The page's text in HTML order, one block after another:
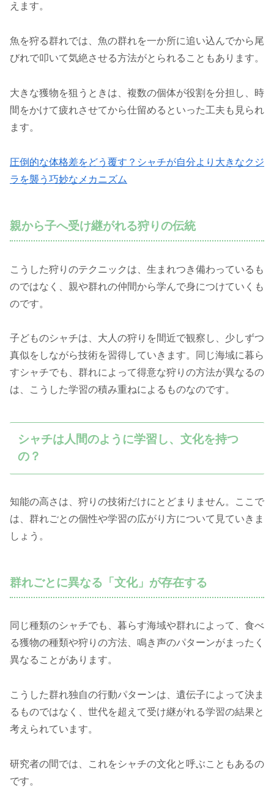
えます。
魚を狩る群れでは、魚の群れを一か所に追い込んでから尾
びれで叩いて気絶させる方法がとられることもあります。
大きな獲物を狙うときは、複数の個体が役割を分担し、時
間をかけて疲れさせてから仕留めるといった工夫も見られ
ます。
圧倒的な体格差をどう覆す？シャチが自分より大きなクジ
ラを襲う巧妙なメカニズム
親から子へ受け継がれる狩りの伝統
こうした狩りのテクニックは、生まれつき備わっているも
のではなく、親や群れの仲間から学んで身につけていくも
のです。
子どものシャチは、大人の狩りを間近で観察し、少しずつ
真似をしながら技術を習得していきます。同じ海域に暮ら
すシャチでも、群れによって得意な狩りの方法が異なるの
は、こうした学習の積み重ねによるものなのです。
シャチは人間のように学習し、文化を持つ
の？
知能の高さは、狩りの技術だけにとどまりません。ここで
は、群れごとの個性や学習の広がり方について見ていきま
しょう。
群れごとに異なる「文化」が存在する
同じ種類のシャチでも、暮らす海域や群れによって、食べ
る獲物の種類や狩りの方法、鳴き声のパターンがまったく
異なることがあります。
こうした群れ独自の行動パターンは、遺伝子によって決ま
るものではなく、世代を超えて受け継がれる学習の結果と
考えられています。
研究者の間では、これをシャチの文化と呼ぶこともあるの
です。